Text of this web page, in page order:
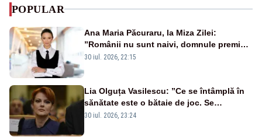
POPULAR
Ana Maria Păcuraru, la Miza Zilei:
”Românii nu sunt naivi, domnule premier
Bolojan”
30 iul. 2026, 22:15
Lia Olguța Vasilescu: ”Ce se întâmplă în
sănătate este o bătaie de joc. Se
guvernează extraordinar de prost”
30 iul. 2026, 23:24